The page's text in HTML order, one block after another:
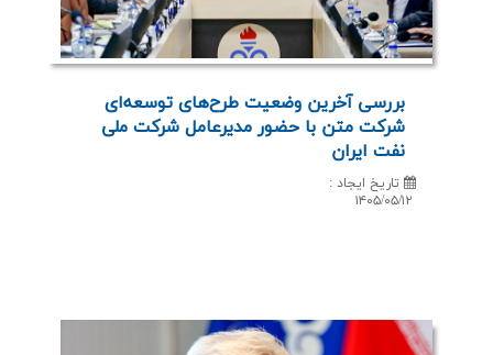
بررسی آخرین وضعیت طرح‌های توسعه‌ای
شركت متن با حضور مدیرعامل شركت ملی
نفت ایران
تاریخ ایجاد :
۱۴۰۵/۰۵/۱۲